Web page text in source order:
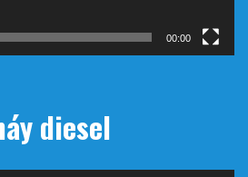
00:00
diesel